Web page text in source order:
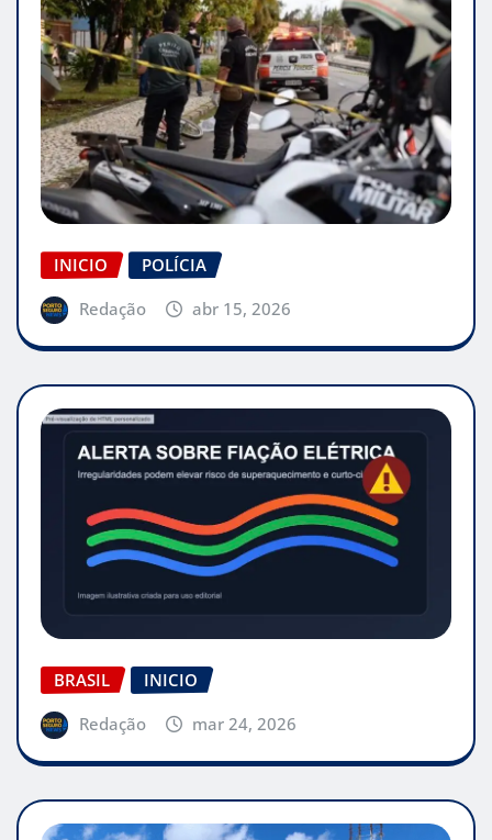
INICIO
POLÍCIA
Redação
abr 15, 2026
BRASIL
INICIO
Redação
mar 24, 2026